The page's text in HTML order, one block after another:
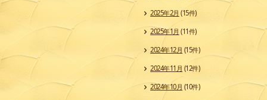
2025年2月(15件)
2025年1月 (11件)
2024年12月 (15件)
2024年11月 (12件)
2024年10月 (10件)